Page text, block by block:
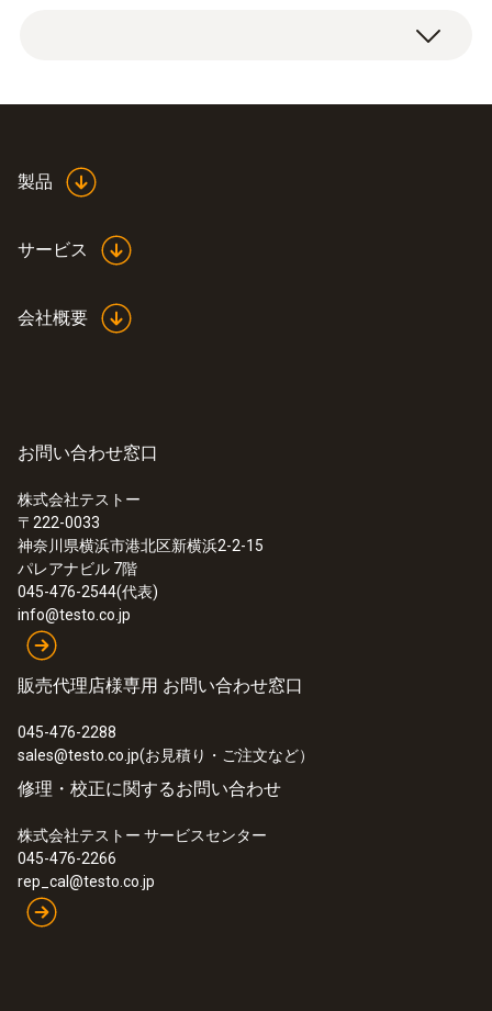
DAkkS校正証明書 (風速) 0.1～68 m/sまでの
:0635 9431
100 mm ベーン式風速プローブ - 無線
ハンドル付き
¥102,000
製品
サービス
会社概要
お問い合わせ窓口
株式会社テストー
〒222-0033
神奈川県横浜市港北区新横浜2-2-15
パレアナビル 7階
045-476-2544(代表)
info@testo.co.jp
販売代理店様専用 お問い合わせ窓口
045-476-2288
sales@testo.co.jp(お見積り・ご注文など）
修理・校正に関するお問い合わせ
株式会社テストー サービスセンター
045-476-2266
rep_cal@testo.co.jp